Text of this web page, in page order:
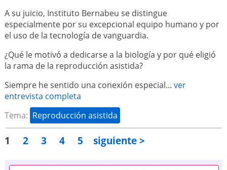
A su juicio, Instituto Bernabeu se distingue
especialmente por su excepcional equipo humano y por
el uso de la tecnología de vanguardia.
¿Qué le motivó a dedicarse a la biología y por qué eligió
la rama de la reproducción asistida?
Siempre he sentido una conexión especial... ver
entrevista completa
Tema: Reproducción asistida
1 2 3 4 5 siguiente >